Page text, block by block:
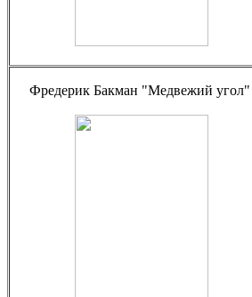
Фредерик Бакман "Медвежий угол"